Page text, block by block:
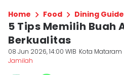
Home Food Dining Guide
5 Tips Memilih Buah
Berkualitas
08 Jun 2026, 14:00 WIB Kota Mataram
Jamilah